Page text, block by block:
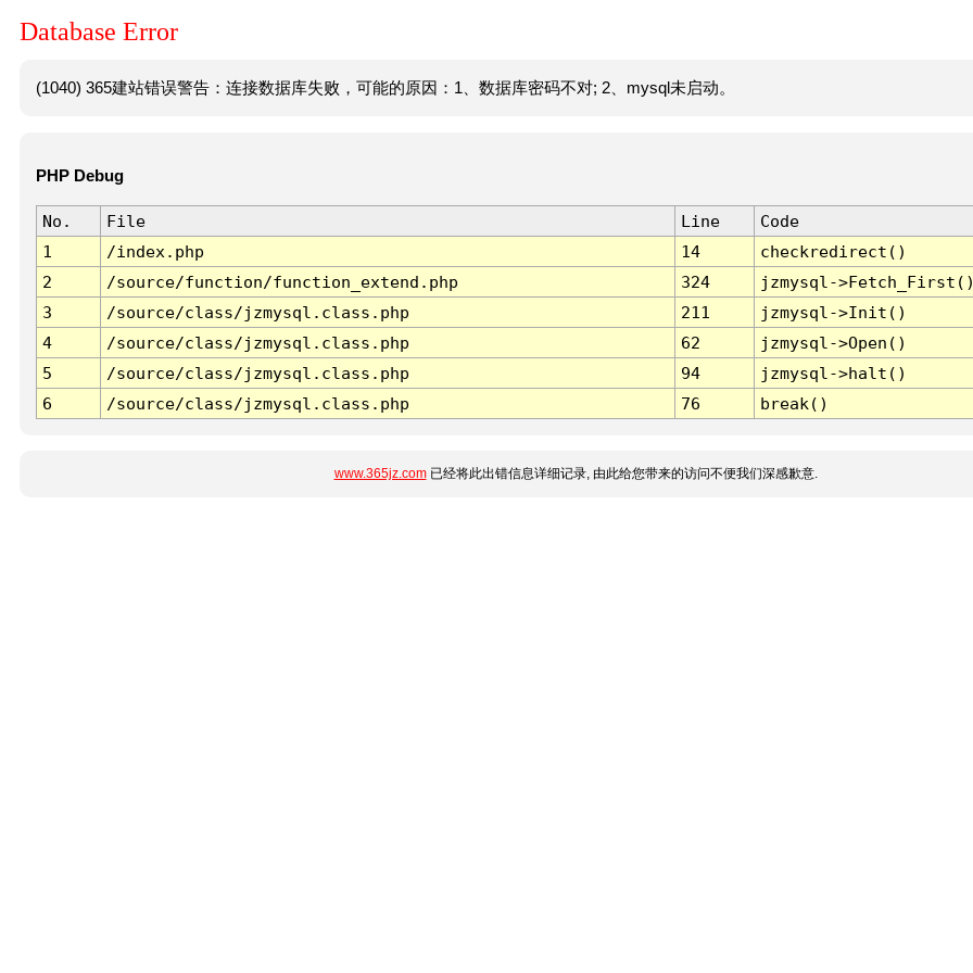
Database Error
(1040) 365建站错误警告：连接数据库失败，可能的原因：1、数据库密码不对; 2、mysql未启动。
PHP Debug
No. File Line
Code
1
/index.php 14
checkredirect()
2
/source/function/function_extend.php 324
jzmysql-
3
/source/class/jzmysql.class.php 211
jzmysql->Init()
4
/source/class/jzmysql.class.php 62
jzmysql->Open()
5
/source/class/jzmysql.class.php 94
jzmysql->halt()
6
/source/class/jzmysql.class.php 76 break()
www.365jz.com已经将此出错信息详细记录, 由此给您带来的访问不便我们深感歉意.